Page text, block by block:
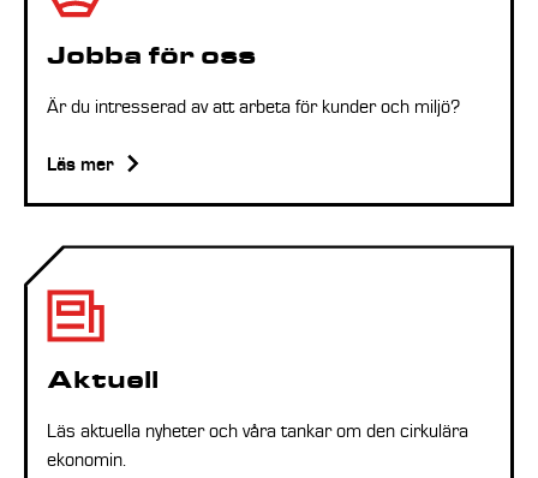
Jobba för oss
Är du intresserad av att arbeta för kunder och miljö?
Läs mer
Aktuell
Läs aktuella nyheter och våra tankar om den cirkulära
ekonomin.